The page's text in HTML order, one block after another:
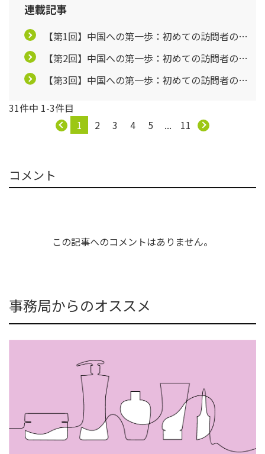
連載記事
【第1回】中国への第一歩：初めての訪問者のた
めの生活と文化のプチガイド
～様々なトピックに焦点を当てて～
【第2回】中国への第一歩：初めての訪問者のた
めの生活と文化のプチガイド
～様々なトピックに焦点を当てて～
【第3回】中国への第一歩：初めての訪問者のた
～様々なトピックに焦点を当てて～
31件中 1-3件目
1
2 3 4 5 ... 11
コメント
この記事へのコメントはありません。
事務局からのオススメ